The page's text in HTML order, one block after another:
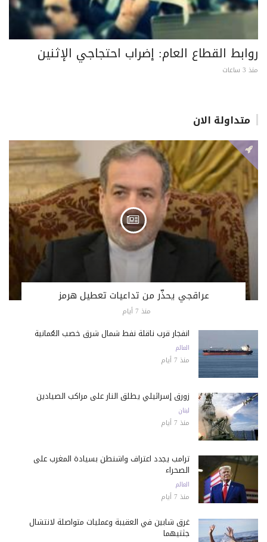
روابط القطاع العام: إضراب احتجاجي الإثنين
منذ 3 ساعات
متداولة الان
عراقجي يحذّر من تداعيات تعطيل هرمز
منذ 7 أيام
انفجار قرب ناقلة نفط شمال شرق خصب العُمانية
العالم
منذ 7 أيام
زورق إسرائيلي يطلق النار على مراكب الصيادين
لبنان
منذ 7 أيام
ترامب يجدد اعتراف واشنطن بسيادة المغرب على
الصحراء
العالم
منذ 7 أيام
غرق شابين في العقيبة وعمليات متواصلة لانتشال
جثتيهما